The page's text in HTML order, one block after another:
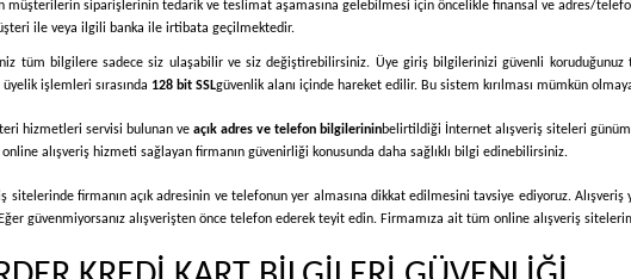
müşterilerin siparişlerinin tedarik ve teslimat aşamasına gelebilmesi için öncelikle finansal ve adres/
ile veya ilgili banka ile irtibata geçilmektedir.
tüm bilgilere sadece siz ulaşabilir ve siz değiştirebilirsiniz. Üye giriş bilgilerinizi güvenli koruduğunuz
işlemleri sırasında 128 bit SSLgüvenlik alanı içinde hareket edilir. Bu sistem kırılması mümkün
hizmetleri servisi bulunan ve açık adres ve telefon bilgilerininbelirtildiği İnternet alışveriş siteleri
alışveriş hizmeti sağlayan firmanın güvenirliği konusunda daha sağlıklı bilgi edinebilirsiniz.
sitelerinde firmanın açık adresinin ve telefonun yer almasına dikkat edilmesini tavsiye ediyoruz.
güvenmiyorsanız alışverişten önce telefon ederek teyit edin. Firmamıza ait tüm online alışveriş